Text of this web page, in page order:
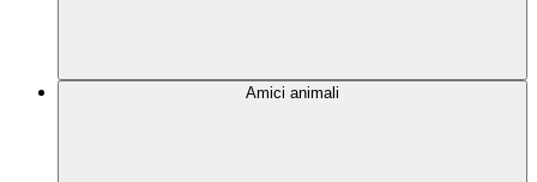
Amici animali